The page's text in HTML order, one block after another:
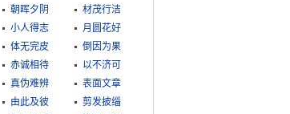
朝晖夕阴
材茂行洁
小人得志
月圆花好
体无完皮
倒因为果
赤诚相待
以不济可
真伪难辨
表面文章
由此及彼
剪发披缁